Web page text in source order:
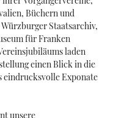
Büchern und
Staatsarchiv,
für Franken
laden
einen Blick in die
eindrucksvolle Exponate
unsere